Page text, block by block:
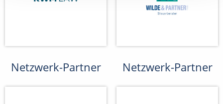
Netzwerk-Partner Netzwerk-Partner